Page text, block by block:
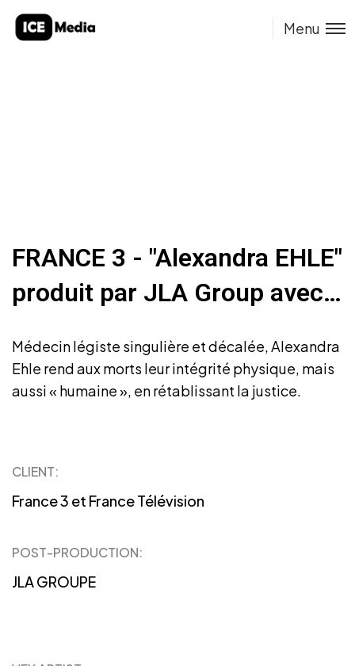
Menu
FRANCE 3 - "Alexandra EHLE"
produit par JLA Group avec
Médecin légiste singulière et décalée, Alexandra
Ehle rend aux morts leur intégrité physique, mais
aussi « humaine », en rétablissant la justice.
CLIENT:
France 3 et France Télévision
POST-PRODUCTION:
JLA GROUPE